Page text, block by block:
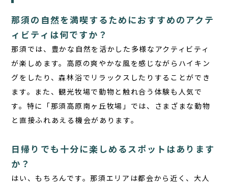
那須の自然を満喫するためにおすすめのアクテ
ィビティは何ですか？
那須では、豊かな自然を活かした多様なアクティビティ
が楽しめます。高原の爽やかな風を感じながらハイキン
グをしたり、森林浴でリラックスしたりすることができ
ます。また、観光牧場で動物と触れ合う体験も人気で
す。特に「那須高原南ヶ丘牧場」では、さまざまな動物
と直接ふれあえる機会があります。
日帰りでも十分に楽しめるスポットはあります
か？
はい、もちろんです。那須エリアは都会から近く、大人